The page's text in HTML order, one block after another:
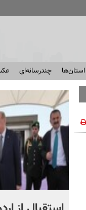
استان‌ها چندرسانه‌ای